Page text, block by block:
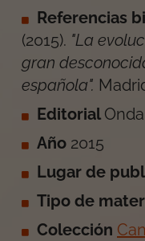
Referencias
(2015). "La
gran
española".
Editorial
Año 2015
Lugar de
Tipo de
Colección